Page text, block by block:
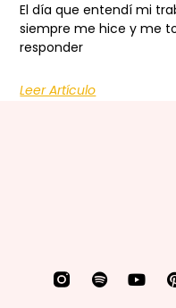
El día que entendí mi
siempre me hice y me
responder
Leer Artículo